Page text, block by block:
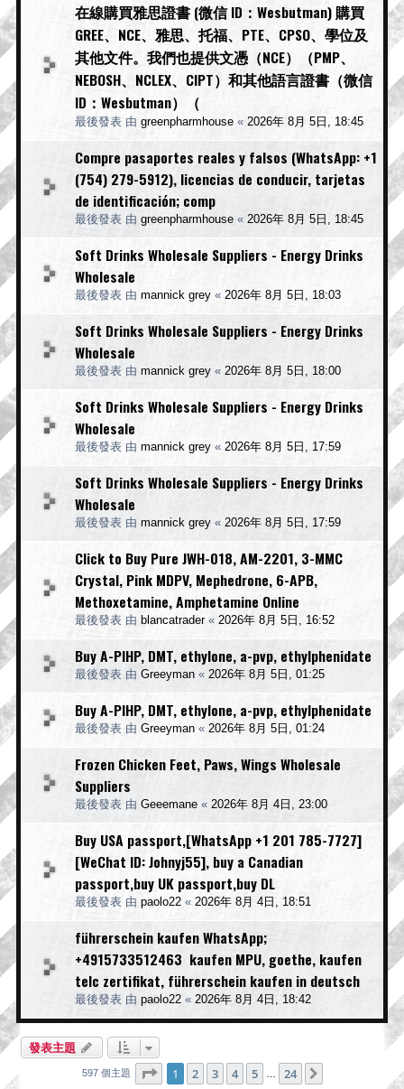
在線購買雅思證書 (微信 ID：Wesbutman) 購買
GREE、NCE、雅思、托福、PTE、CPSO、學位及
其他文件。我們也提供文憑（NCE）（PMP、
NEBOSH、NCLEX、CIPT）和其他語言證書（微信
ID：Wesbutman）（
最後發表 由 greenpharmhouse « 2026年 8月 5日, 18:45
Compre pasaportes reales y falsos (WhatsApp: +1
(754) 279-5912), licencias de conducir, tarjetas
de identificación; comp
最後發表 由 greenpharmhouse « 2026年 8月 5日, 18:45
Soft Drinks Wholesale Suppliers - Energy Drinks
Wholesale
最後發表 由 mannick grey « 2026年 8月 5日, 18:03
Soft Drinks Wholesale Suppliers - Energy Drinks
Wholesale
最後發表 由 mannick grey « 2026年 8月 5日, 18:00
Soft Drinks Wholesale Suppliers - Energy Drinks
Wholesale
最後發表 由 mannick grey « 2026年 8月 5日, 17:59
Soft Drinks Wholesale Suppliers - Energy Drinks
Wholesale
最後發表 由 mannick grey « 2026年 8月 5日, 17:59
Click to Buy Pure JWH-018, AM-2201, 3-MMC
Crystal, Pink MDPV, Mephedrone, 6-APB,
Methoxetamine, Amphetamine Online
最後發表 由 blancatrader« 2026年 8月 5日, 16:52
Buy A-PIHP, DMT, ethylone, a-pvp, ethylphenidate
最後發表 由 Greeyman « 2026年 8月 5日, 01:25
Buy A-PIHP, DMT, ethylone, a-pvp, ethylphenidate
最後發表 由 Greeyman « 2026年 8月 5日, 01:24
Frozen Chicken Feet, Paws, Wings Wholesale
Suppliers
最後發表 由 Geeemane « 2026年 8月 4日, 23:00
Buy USA passport,[WhatsApp +1 201 785-7727]
[WeChat ID: Johnyj55], buy a Canadian
passport,buy UK passport,buy DL
最後發表 由 paolo22 « 2026年 8月 4日, 18:51
führerschein kaufen WhatsApp;
+4915733512463 kaufen MPU, goethe, kaufen
telc zertifikat, führerschein kaufen in deutsch
最後發表 由 paolo22 « 2026年 8月 4日, 18:42
發表主題
597 個主題 第 1 頁 (共24 頁)
1 2 3 4 5 24